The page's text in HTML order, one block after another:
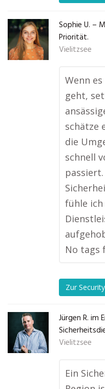
Sophie U. –
Priorität.
Vielitzsee
Wenn
geht,
schätze
die
schnell
fühle
No tags
Zur
Jürgen R. im
Vielitzsee
Ein